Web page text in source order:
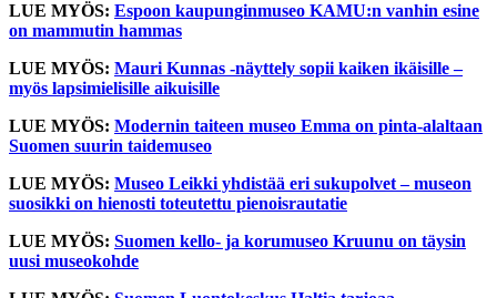
LUE MYÖS: Espoon kaupunginmuseo KAMU:n vanhin esine
on mammutin hammas
LUE MYÖS: Mauri Kunnas -näyttely sopii kaiken ikäisille –
myös lapsimielisille aikuisille
LUE MYÖS: Modernin taiteen museo Emma on pinta-alaltaan
Suomen suurin taidemuseo
LUE MYÖS: Museo Leikki yhdistää eri sukupolvet – museon
suosikki on hienosti toteutettu pienoisrautatie
LUE MYÖS: Suomen kello- ja korumuseo Kruunu on täysin
uusi museokohde